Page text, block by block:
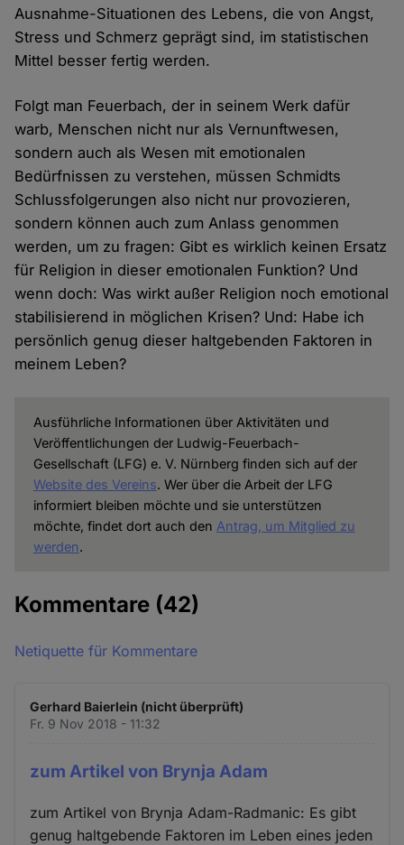
Ausnahme-Situationen des Lebens, die von Angst,
Stress und Schmerz geprägt sind, im statistischen
Mittel besser fertig werden.
Folgt man Feuerbach, der in seinem Werk dafür
warb, Menschen nicht nur als Vernunftwesen,
sondern auch als Wesen mit emotionalen
Bedürfnissen zu verstehen, müssen Schmidts
Schlussfolgerungen also nicht nur provozieren,
sondern können auch zum Anlass genommen
werden, um zu fragen: Gibt es wirklich keinen Ersatz
für Religion in dieser emotionalen Funktion? Und
wenn doch: Was wirkt außer Religion noch emotional
stabilisierend in möglichen Krisen? Und: Habe ich
persönlich genug dieser haltgebenden Faktoren in
meinem Leben?
Ausführliche Informationen über Aktivitäten und
Veröffentlichungen der Ludwig-Feuerbach-
Gesellschaft (LFG) e. V. Nürnberg finden sich auf der
Website des Vereins. Wer über die Arbeit der LFG
informiert bleiben möchte und sie unterstützen
möchte, findet dort auch den Antrag, um Mitglied zu
werden.
Kommentare (42)
Netiquette für Kommentare
Gerhard Baierlein (nicht überprüft)
Fr. 9 Nov 2018 - 11:32
zum Artikel von Brynja Adam
zum Artikel von Brynja Adam-Radmanic: Es gibt
genug haltgebende Faktoren im Leben eines jeden